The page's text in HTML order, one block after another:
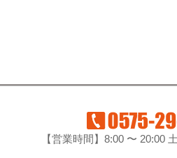
【営業時間】8:00 〜 20:00